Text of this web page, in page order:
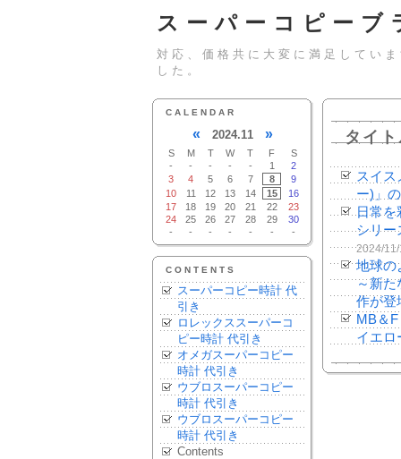
スーパーコピー
対応、価格共に大変に満足してい
した。
タイ
スイス
ー)」
日常
シリー
2024/
地球の
～新
作が登
MB＆
イエロ
CALENDAR
« 2024.11 »
S M T W T F
S
-
- - - - 1
2
3
4 5 6 7 8
9
10
11 12 13 14 15
16
17
18 19 20 21 22
23
24
25 26 27 28 29
30
-
- - - - - -
CONTENTS
スーパーコピー時計 代
引き
ロレックススーパーコ
ピー時計 代引き
オメガスーパーコピー
時計 代引き
ウブロスーパーコピー
時計 代引き
ウブロスーパーコピー
時計 代引き
Contents